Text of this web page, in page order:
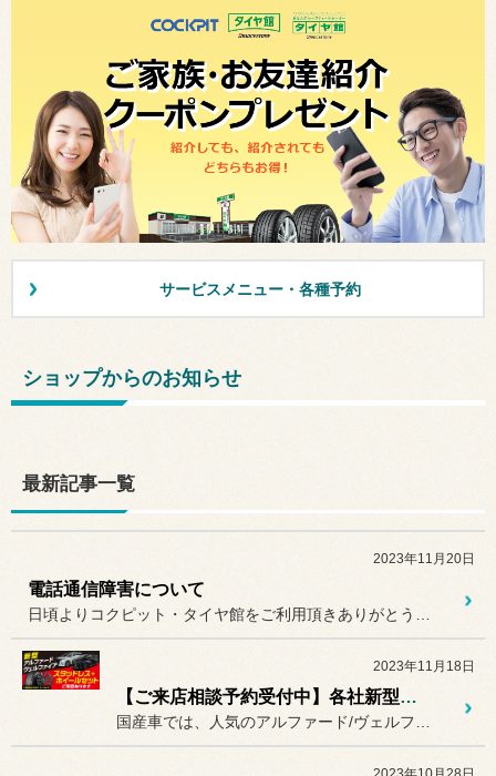
サービスメニュー・各種予約
ショップからのお知らせ
最新記事一覧
2023年11月20日
電話通信障害について
2023年11月18日
【ご来店相談予約受付中】各社新型車もご相談お待ちしてます！